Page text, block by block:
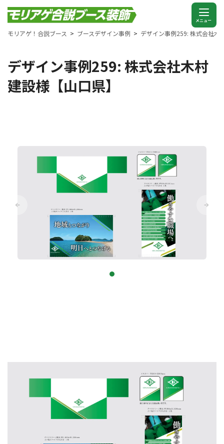
モリアゲ！合説ブース ブースデザイン事例 デザイン事例259: 株式会社木
デザイン事例259: 株式会社木村
建設様【山口県】